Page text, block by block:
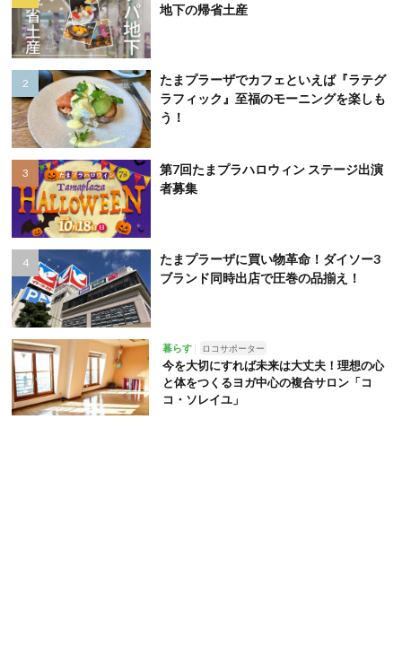
地下の帰省土産
たまプラーザでカフェといえば『ラテグ
ラフィック』至福のモーニングを楽しも
う！
第7回たまプラハロウィン ステージ出演
者募集
たまプラーザに買い物革命！ダイソー3
ブランド同時出店で圧巻の品揃え！
暮らす ロコサポーター
今を大切にすれば未来は大丈夫！理想の心
と体をつくるヨガ中心の複合サロン「コ
コ・ソレイユ」